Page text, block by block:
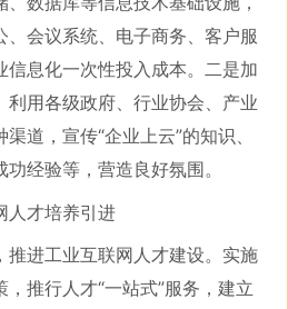
、会议系统、电子商务、客户服
信息化一次性投入成本。二是加
利用各级政府、行业协会、产业
渠道，宣传“企业上云”的知识、
经验等，营造良好氛围。
才培养引进
进工业互联网人才建设。实施
，推行人才“一站式”服务，建立